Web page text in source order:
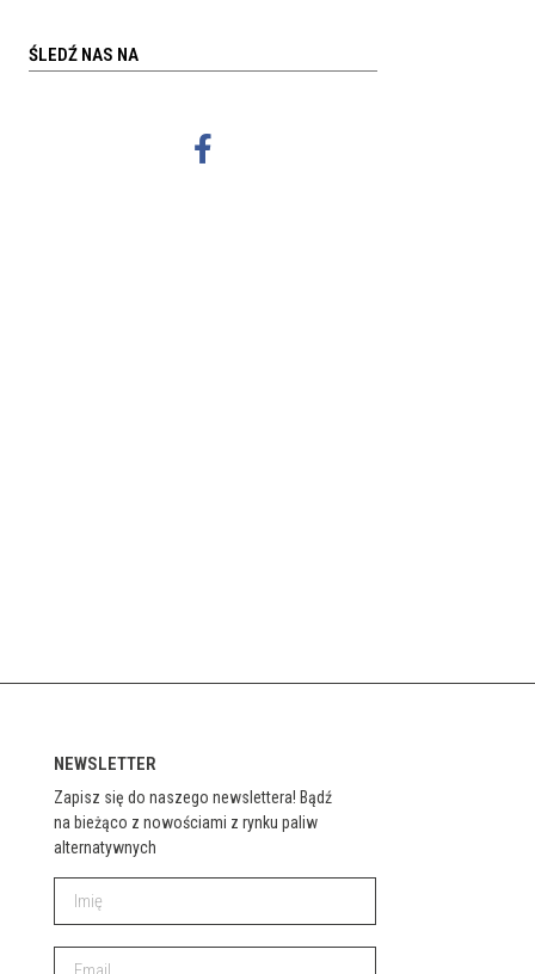
ŚLEDŹ NAS NA
NEWSLETTER
Zapisz się do naszego newslettera! Bądź
na bieżąco z nowościami z rynku paliw
alternatywnych